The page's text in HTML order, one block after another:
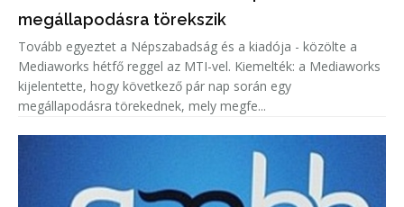
megállapodásra törekszik
Tovább egyeztet a Népszabadság és a kiadója - közölte a
Mediaworks hétfő reggel az MTI-vel. Kiemelték: a Mediaworks
kijelentette, hogy következő pár nap során egy
megállapodásra törekednek, mely megfe...